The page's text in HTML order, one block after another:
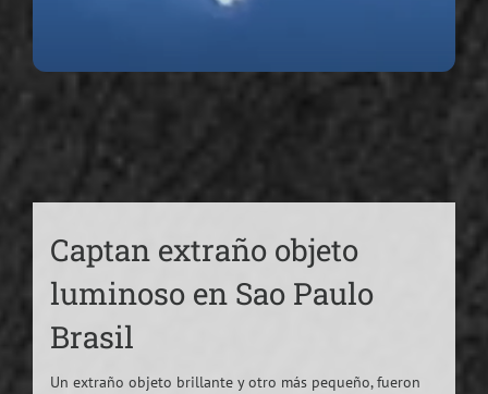
Captan extraño objeto
luminoso en Sao Paulo
Brasil
Un extraño objeto brillante y otro más pequeño, fueron